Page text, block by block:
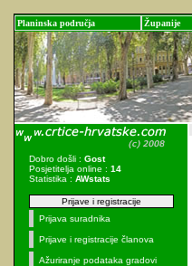
Planinska područja Županije
Dobro došli : Gost
Posjetitelja online : 14
Statistika : AWstats
Prijave i registracije
Prijava suradnika
Prijave i registracije članova
Ažuriranje podataka gradovi